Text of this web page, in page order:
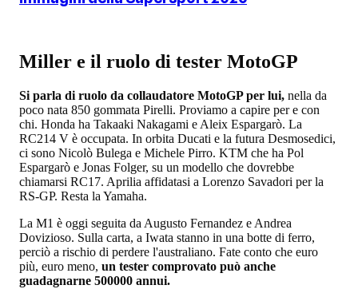
Miller e il ruolo di tester MotoGP
Si parla di ruolo da collaudatore MotoGP per lui, nella da
poco nata 850 gommata Pirelli. Proviamo a capire per e con
chi. Honda ha Takaaki Nakagami e Aleix Espargarò. La
RC214 V è occupata. In orbita Ducati e la futura Desmosedici,
ci sono Nicolò Bulega e Michele Pirro. KTM che ha Pol
Espargarò e Jonas Folger, su un modello che dovrebbe
chiamarsi RC17. Aprilia affidatasi a Lorenzo Savadori per la
RS-GP. Resta la Yamaha.
La M1 è oggi seguita da Augusto Fernandez e Andrea
Dovizioso. Sulla carta, a Iwata stanno in una botte di ferro,
perciò a rischio di perdere l'australiano. Fate conto che euro
più, euro meno, un tester comprovato può anche
guadagnarne 500000 annui.